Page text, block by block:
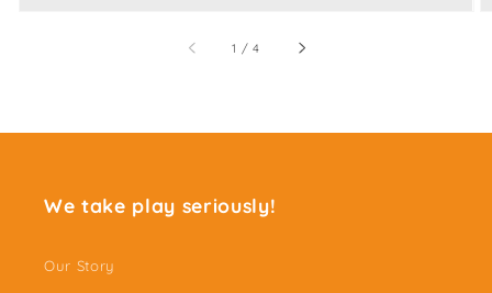
1 /of
4
We take play seriously!
Our Story